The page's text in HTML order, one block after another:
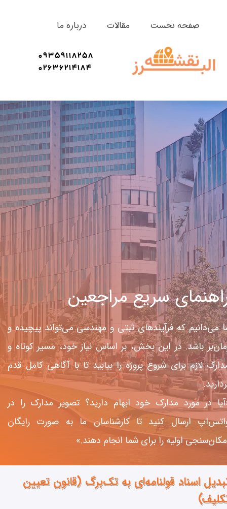
صفحه نخست مقالات درباره ما
09359118258
02636214184
سریع مراجعین​​​​​​​
می‌دانیم که فرآیندهای ثبتی و مهندسی می‌تواند پیچیده و
باشد. در این بخش، بر اساس نیاز خود، مسیر کوتاه و
لازم برای شروع پروژه را بیابید تا با آگاهی کامل قدم
در مورد مدارک خود ابهام دارید؟ تصویر مدارک را در
ارسال کنید تا کارشناسان ما به صورت رایگان
اولیه را برای شما انجام دهند.»
اسناد قولنامه‌ای به تک‌برگ (قانون تعیین